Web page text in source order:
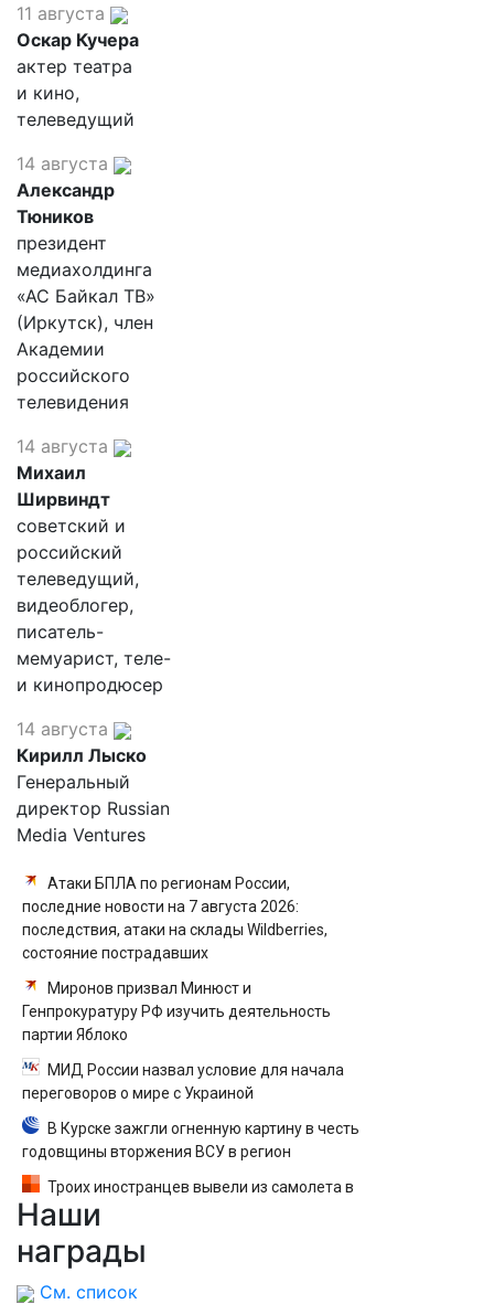
11 августа
Оскар Кучера
актер театра
и кино,
телеведущий
14 августа
Александр
Тюников
президент
медиахолдинга
«АС Байкал ТВ»
(Иркутск), член
Академии
российского
телевидения
14 августа
Михаил
Ширвиндт
советский и
российский
телеведущий,
видеоблогер,
писатель-
мемуарист, теле-
и кинопродюсер
14 августа
Кирилл Лыско
Генеральный
директор Russian
Media Ventures
Атаки БПЛА по регионам России,
последние новости на 7 августа 2026:
последствия, атаки на склады Wildberries,
состояние пострадавших
Миронов призвал Минюст и
Генпрокуратуру РФ изучить деятельность
партии Яблоко
МИД России назвал условие для начала
переговоров о мире с Украиной
В Курске зажгли огненную картину в честь
годовщины вторжения ВСУ в регион
Троих иностранцев вывели из самолета в
Екатеринбурге после кражи денег у
Наши
награды
См. список